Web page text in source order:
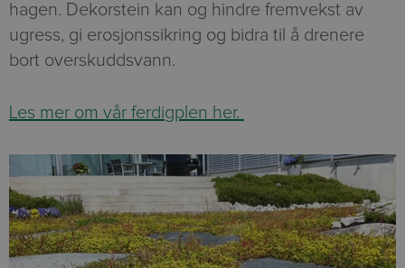
hagen. Dekorstein kan og hindre fremvekst av
ugress, gi erosjonssikring og bidra til å drenere
bort overskuddsvann.
Les mer om vår ferdigplen her.